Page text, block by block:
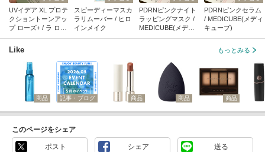
UVイデア XL プロテ
クショントーンアッ
プ ローズ+ / ラ ロッ
スピーディーマスカ
ラリムーバー / ヒロ
インメイク
PDRNピンクナイト
ラッピングマスク /
MEDICUBE(メディ
PDRNピンクセラム
/ MEDICUBE(メディ
キューブ)
Like もっとみる
商品 記事・ブログ 商品 商品 商品
このページをシェア
ポスト シェア 送る